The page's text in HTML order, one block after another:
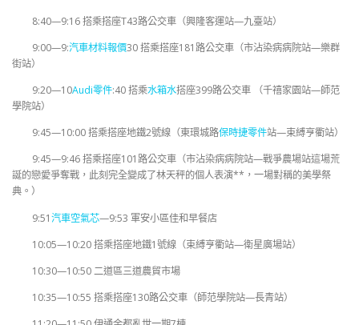
8:40—9:16 搭乘搭座T43路公交車（興隆客運站—九臺站）
9:00—9:汽車材料報價30 搭乘搭座181路公交車（市沾染病病院站—樂群
街站）
9:20—10Audi零件:40 搭乘水箱水搭座399路公交車 （千禧家園站—師范
學院站）
9:45—10:00 搭乘搭座地鐵2號線（東環城路保時捷零件站—束縛亨衢站）
9:45—9:46 搭乘搭座101路公交車（市沾染病病院站—戰爭農場站這場荒
誕的戀愛爭奪戰，此刻完全變成了林天秤的個人表演**，一場對稱的美學祭
典。）
9:51汽車空氣芯—9:53 軍安小區佳和早餐店
10:05—10:20 搭乘搭座地鐵1號線（束縛亨衢站—衛星廣場站）
10:30—10:50 二道區三道農貿市場
10:35—10:55 搭乘搭座130路公交車（師范學院站—長青站）